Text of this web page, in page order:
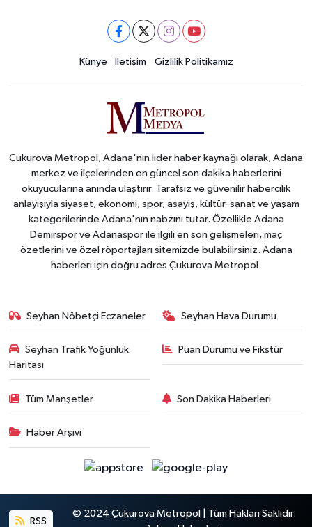
Künye İletişim Gizlilik Politikamız
Çukurova Metropol, Adana'nın lider haber kaynağı olarak, Adana
merkez ve ilçelerinden en güncel son dakika haberlerini
okuyucularına anında ulaştırır. Tarafsız ve güvenilir habercilik
anlayışıyla siyaset, ekonomi, spor, asayiş, kültür-sanat ve yaşam
kategorilerinde Adana'nın nabzını tutar. Özellikle Adana
Demirspor ve Adanaspor ile ilgili en son gelişmeleri, maç
özetlerini ve özel röportajları sitemizde bulabilirsiniz. Adana
haberleri için doğru adres Çukurova Metropol.
Seyhan Nöbetçi Eczaneler Seyhan Hava Durumu
Seyhan Trafik Yoğunluk
Haritası
Puan Durumu ve Fikstür
Tüm Manşetler Son Dakika Haberleri
Haber Arşivi
RSS
© 2024 Çukurova Metropol | Tüm Hakları Saklıdır.